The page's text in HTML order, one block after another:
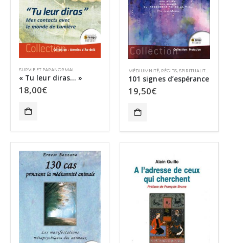
SURVIE ET PARANORMAL
« Tu leur diras… »
18,00€
MÉDIUMNITÉ, RÉCITS,SPIRITUALITÉ
101 signes d’espérance
19,50€